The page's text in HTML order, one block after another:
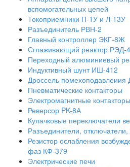
вспомогательных цепей
Токоприемники П-1У и Л-13У
Разъединитель РВН-2
Главный контроллер ЭКГ-8Ж
Сглаживающий реактор РЭД-
Переходный алюминиевый
Индуктивный шунт ИШ-412
Дроссель помехоподавлеиия
Пневматические контакторы
Электромагнитные контакторы
Реверсор PK-8А
Кулачковые переключатели
Разъединители,
Резистор ослабления
фаз КФ-379
Электрические печи